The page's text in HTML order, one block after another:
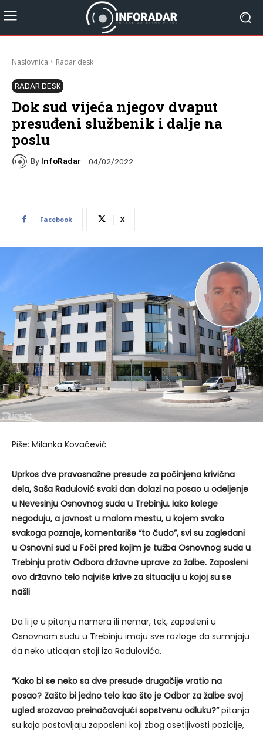
Naslovnica Radar desk
RADAR DESK
Dok sud vijeća njegov dvaput
presuđeni službenik i dalje na
poslu
By InfoRadar 04/02/2022
Facebook X
Piše: Milanka Kovačević
Uprkos dve pravosnažne presude za počinjena krivična
dela, Saša Radulović svaki dan dolazi na posao u odeljenje
u Nevesinju Osnovnog suda u Trebinju. Iako kolege
negoduju, a javnost u malom mestu, u kojem svako
svakoga poznaje, komentariše “to čudo”, svi su zagledani
u Osnovni sud u Foči pred kojim je tužba Osnovnog suda u
Trebinju protiv Odbora državne uprave za žalbe. Zaposleni
ovo državno telo najviše krive za situaciju u kojoj su se
našli
Da li je u pitanju namera ili nemar, tek, zaposleni u
Osnovnom sudu u Trebinju imaju sve razloge da sumnjaju
da neko uticajan stoji iza Radulovića.
“Kako bi se neko sa dve presude drugačije vratio na
posao? Zašto bi jedno telo kao što je Odbor za žalbe svoj
ugled srozavao preinačavajući sopstvenu odluku?”pitanja
su koja postavljaju zaposleni koji zbog osetljivosti pozicije,